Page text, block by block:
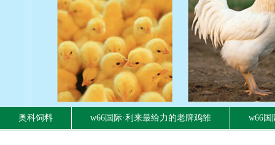
奥科饲料 w66国际·利来最给力的老牌鸡雏 w66国